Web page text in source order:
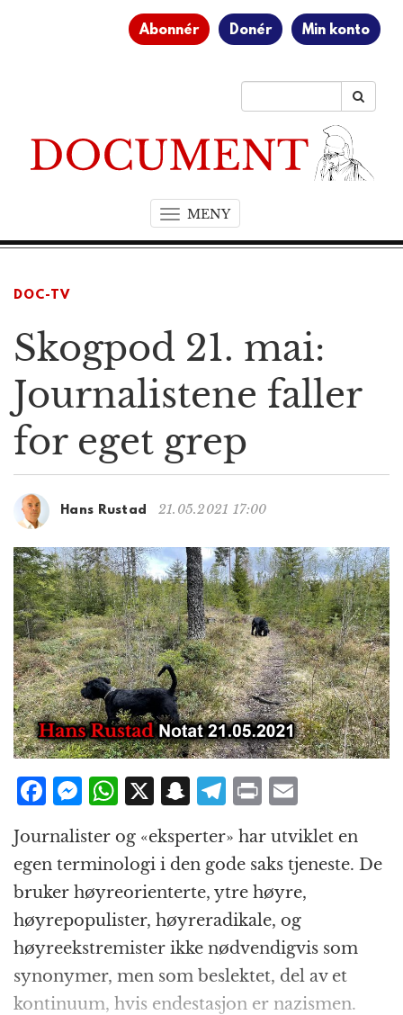
Abonnér Donér Min konto
MENYT
o
a
i
a
t
i
n
DOC-TV
Skogpod 21. mai:
Journalistene faller
for eget grep
Hans Rustad 21.05.2021 17:00
F
c
e
b
o
o
k
M
ss
e
n
g
e
r
W
at
s
A
p
p
X S
a
p
c
h
at
T
el
e
g
r
a
m
P
n
t
m
ai
l
Journalister og «eksperter» har utviklet en
egen terminologi i den gode saks tjeneste. De
bruker høyreorienterte, ytre høyre,
høyrepopulister, høyreradikale, og
høyreekstremister ikke nødvendigvis som
synonymer, men som beslektet, del av et
kontinuum, hvis endestasjon er nazismen.